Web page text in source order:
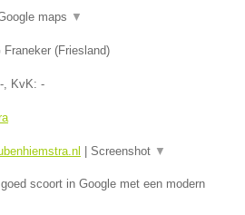
maps ▼
Franeker (Friesland)
-, KvK: -
Screenshot ▼
scoort in Google met een modern